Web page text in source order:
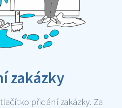
zakázky
přidání zakázky. Za